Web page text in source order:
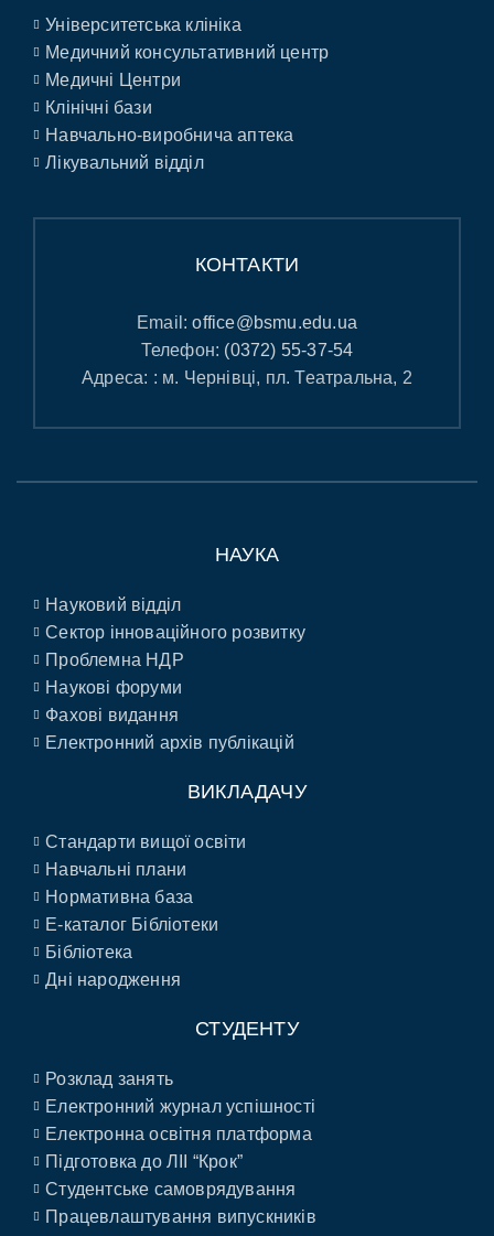
Університетська клініка
Медичний консультативний центр
Медичні Центри
Клінічні бази
Навчально-виробнича аптека
Лікувальний відділ
КОНТАКТИ
Email:office@bsmu.edu.ua
Телефон: (0372) 55-37-54
Адреса: : м. Чернівці, пл. Театральна, 2
НАУКА
Науковий відділ
Сектор інноваційного розвитку
Проблемна НДР
Наукові форуми
Фахові видання
Електронний архів публікацій
ВИКЛАДАЧУ
Стандарти вищої освіти
Навчальні плани
Нормативна база
E-каталог Бібліотеки
Бібліотека
Дні народження
СТУДЕНТУ
Розклад занять
Електронний журнал успішності
Електронна освітня платформа
Підготовка до ЛІІ “Крок”
Студентське самоврядування
Працевлаштування випускників